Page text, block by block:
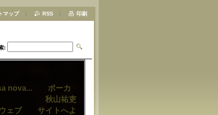
:
nova... ボーカ
講師 秋山祐吏
ウェブ サイトへよ
マップ RSS 印刷